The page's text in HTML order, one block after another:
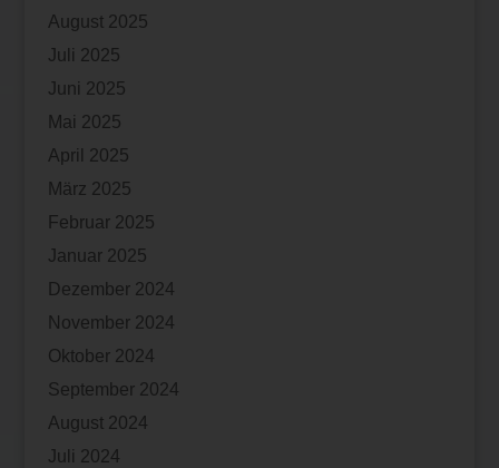
August 2025
Juli 2025
Juni 2025
Mai 2025
April 2025
März 2025
Februar 2025
Januar 2025
Dezember 2024
November 2024
Oktober 2024
September 2024
August 2024
Juli 2024